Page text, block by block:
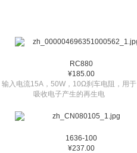
RC880
¥185.00
输入电流15A，50W，10Ω刹车电阻，用于
吸收电子产生的再生电
1636-100
¥237.00